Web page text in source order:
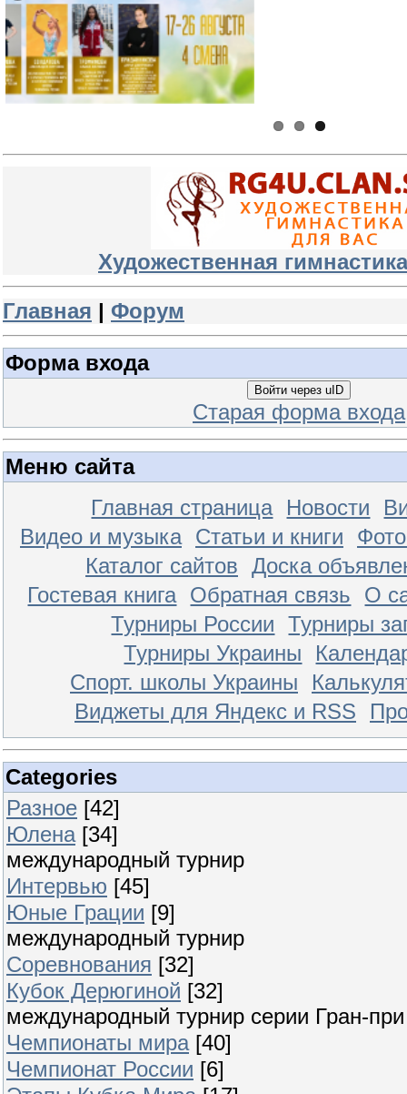
Художественная
Главная | Форум
Форма входа
Войти через uID
Старая форма входа
Меню сайта
Главная страница
Новости
Видео и музыка Статьи и книги
Каталог сайтов Доска
Гостевая книга Обратная связь
О
Турниры России
Турниры
Турниры Украины
Спорт. школы Украины
Виджеты для Яндекс и RSS
Categories
Разное [42]
Юлена [34]
международный турнир
Интервью [45]
Юные Грации [9]
международный турнир
Соревнования [32]
Кубок Дерюгиной [32]
международный турнир серии Гран-при
Чемпионаты мира [40]
Чемпионат России [6]